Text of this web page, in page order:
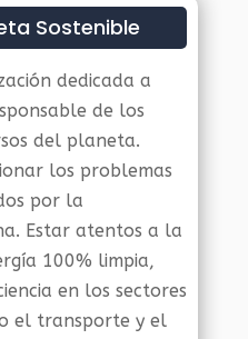
Sostenible
dedicada a
de los
del planeta.
los problemas
por la
Estar atentos a la
100% limpia,
en los sectores
el transporte y el